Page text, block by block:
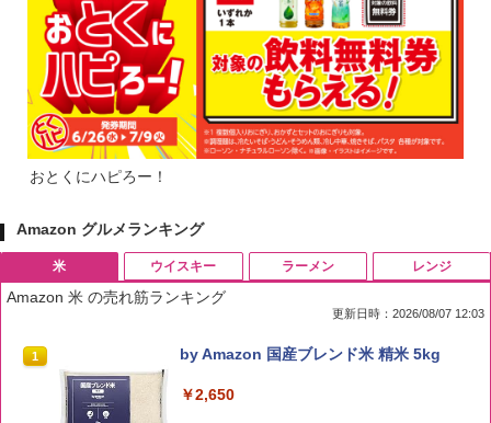
おとくにハピろー！
Amazon グルメランキング
米
Amazon 米 の売れ筋ランキング
更新日時：2026/08/07 12:03
1 by Amazon 国産ブレンド米 精米 5kg
￥2,650
ウイスキー ラーメン レンジ